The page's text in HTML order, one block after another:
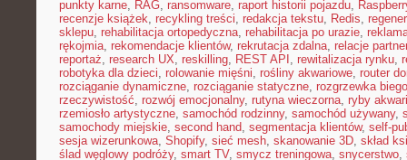
punkty karne, RAG, ransomware, raport historii pojazdu,
recenzje książek, recykling treści, redakcja tekstu, Redis,
sklepu, rehabilitacja ortopedyczna, rehabilitacja po urazie,
rękojmia, rekomendacje klientów, rekrutacja zdalna, relacje
reportaż, research UX, reskilling, REST API , rewitalizacja rynku,
robotyka dla dzieci, rolowanie mięśni, rośliny akwariowe, router
rozciąganie dynamiczne, rozciąganie statyczne, rozgrzewka
rzeczywistość, rozwój emocjonalny, rutyna wieczorna, ryby
rzemiosło artystyczne, samochód rodzinny, samochód używany,
samochody miejskie, second hand, segmentacja klientów, self-
sesja wizerunkowa, Shopify, sieć mesh, skanowanie 3D, skład
ślad węglowy podróży, smart TV, smycz treningowa, snycerstwo,